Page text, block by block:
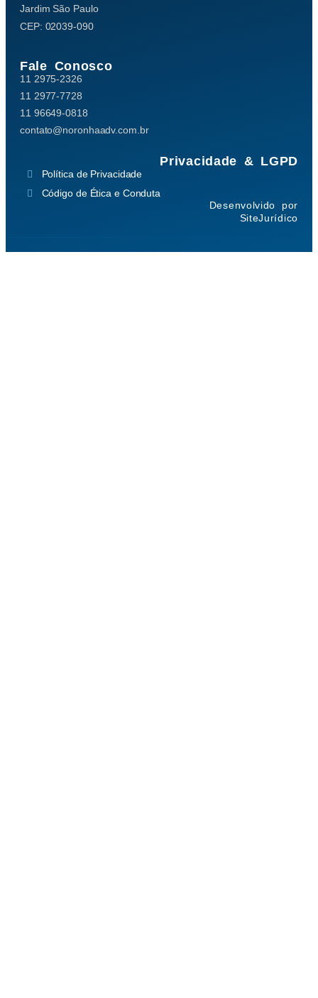
Jardim São Paulo
CEP: 02039-090
Fale Conosco
11 2975-2326
11 2977-7728
11 96649-0818
contato@noronhaadv.com.br
Privacidade & LGPD
Política de Privacidade
Código de Ética e Conduta
Desenvolvido por
SiteJurídico